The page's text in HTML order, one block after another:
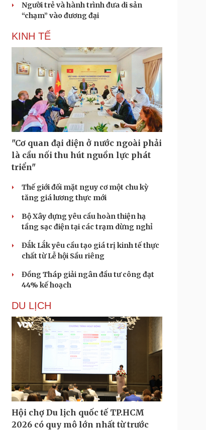
Người trẻ và hành trình đưa di sản
“chạm” vào đương đại
KINH TẾ
"Cơ quan đại diện ở nước ngoài phải
là cầu nối thu hút nguồn lực phát
triển"
Thế giới đối mặt nguy cơ một chu kỳ
tăng giá lương thực mới
Bộ Xây dựng yêu cầu hoàn thiện hạ
tầng sạc điện tại các trạm dừng nghỉ
Đắk Lắk yêu cầu tạo giá trị kinh tế thực
chất từ Lễ hội Sầu riêng
Đồng Tháp giải ngân đầu tư công đạt
44% kế hoạch
DU LỊCH
Hội chợ Du lịch quốc tế TP.HCM
2026 có quy mô lớn nhất từ trước